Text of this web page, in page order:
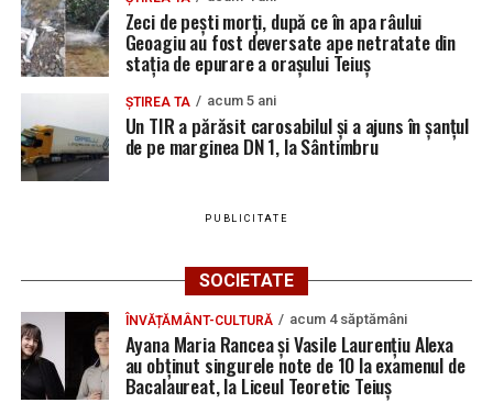
Zeci de pești morți, după ce în apa râului
Geoagiu au fost deversate ape netratate din
stația de epurare a orașului Teiuș
ȘTIREA TA acum 5 ani
Un TIR a părăsit carosabilul și a ajuns în șanțul
de pe marginea DN 1, la Sântimbru
PUBLICITATE
SOCIETATE
ÎNVĂȚĂMÂNT-CULTURĂ acum 4 săptămâni
Ayana Maria Rancea și Vasile Laurențiu Alexa
au obținut singurele note de 10 la examenul de
Bacalaureat, la Liceul Teoretic Teiuș